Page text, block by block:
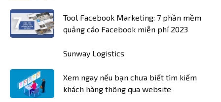
Tool Facebook Marketing: 7 phần mềm
quảng cáo Facebook miễn phí 2023
Sunway Logistics
Xem ngay nếu bạn chưa biết tìm kiếm
khách hàng thông qua website